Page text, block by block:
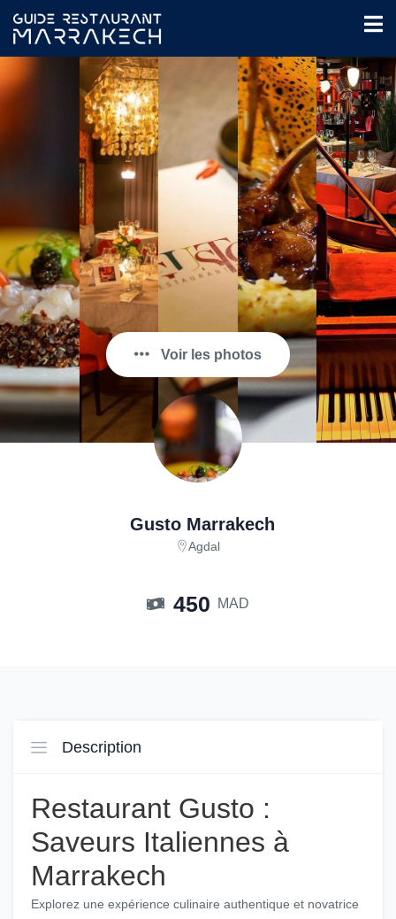
Voir les photos
Gusto Marrakech
Agdal
450 MAD
Description
Restaurant Gusto :
Saveurs Italiennes à
Marrakech
Explorez une expérience culinaire authentique et novatrice